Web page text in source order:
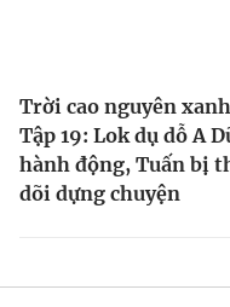
Trời cao nguyên
Tập 19: Lok dụ dỗ A
hành động, Tuấn bị
dõi dựng chuyện